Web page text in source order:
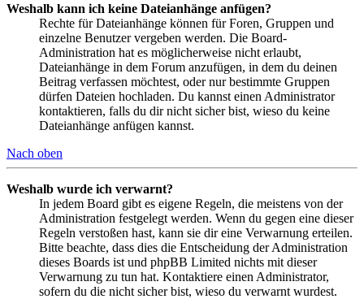
Weshalb kann ich keine Dateianhänge anfügen?
Rechte für Dateianhänge können für Foren, Gruppen und
einzelne Benutzer vergeben werden. Die Board-
Administration hat es möglicherweise nicht erlaubt,
Dateianhänge in dem Forum anzufügen, in dem du deinen
Beitrag verfassen möchtest, oder nur bestimmte Gruppen
dürfen Dateien hochladen. Du kannst einen Administrator
kontaktieren, falls du dir nicht sicher bist, wieso du keine
Dateianhänge anfügen kannst.
Nach oben
Weshalb wurde ich verwarnt?
In jedem Board gibt es eigene Regeln, die meistens von der
Administration festgelegt werden. Wenn du gegen eine dieser
Regeln verstoßen hast, kann sie dir eine Verwarnung erteilen.
Bitte beachte, dass dies die Entscheidung der Administration
dieses Boards ist und phpBB Limited nichts mit dieser
Verwarnung zu tun hat. Kontaktiere einen Administrator,
sofern du die nicht sicher bist, wieso du verwarnt wurdest.